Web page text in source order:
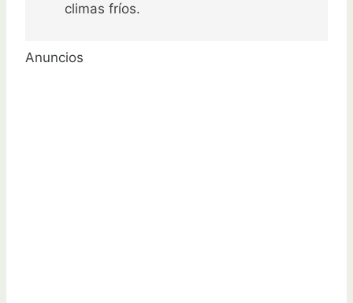
climas fríos.
Anuncios